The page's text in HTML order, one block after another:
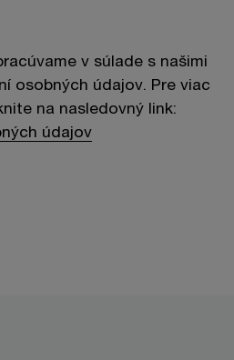
v súlade s našimi
osobných údajov. Pre viac
na nasledovný link:
údajov